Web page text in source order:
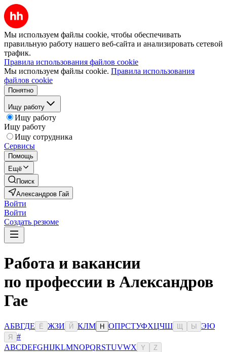
Мы используем файлы cookie, чтобы обеспечивать
правильную работу нашего веб-сайта и анализировать сетевой
трафик.
Правила использования файлов cookie
Мы используем файлы cookie. Правила использования
файлов cookie
Понятно
Ищу работу
Ищу работу
Ищу работу
Ищу сотрудника
Сервисы
Помощь
Ещё
Поиск
Александров Гай
Войти
Войти
Создать резюме
Работа и вакансии
по профессии в Александров
Гае
АБВГДЕ Ё ЖЗИ Й КЛМ Н ОПРСТУФХЦЧШ Ы ЭЮ
Я
#
ABCDEFGHIJKLMNOPQRSTUVWX Y Z